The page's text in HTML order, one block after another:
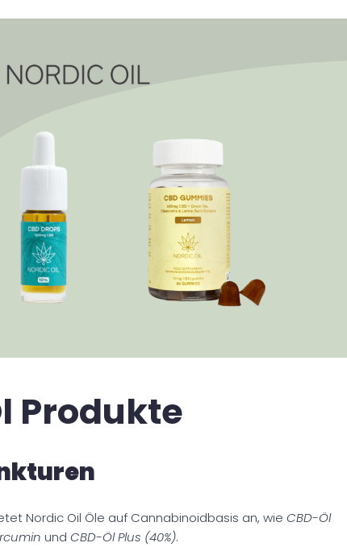
Produkte
Nordic Oil Öle auf Cannabinoidbasis an, wie CBD-Öl
und CBD-Öl Plus (40%).